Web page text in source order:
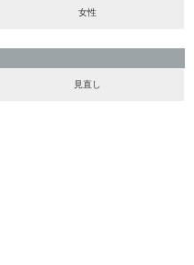
女性
見直し